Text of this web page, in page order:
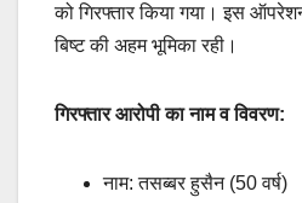
को गिरफ्तार किया गया। इस
बिष्ट की अहम भूमिका रही।
गिरफ्तार आरोपी का नाम व विवरण:
नाम: तसब्बर हुसैन (50 वर्ष)